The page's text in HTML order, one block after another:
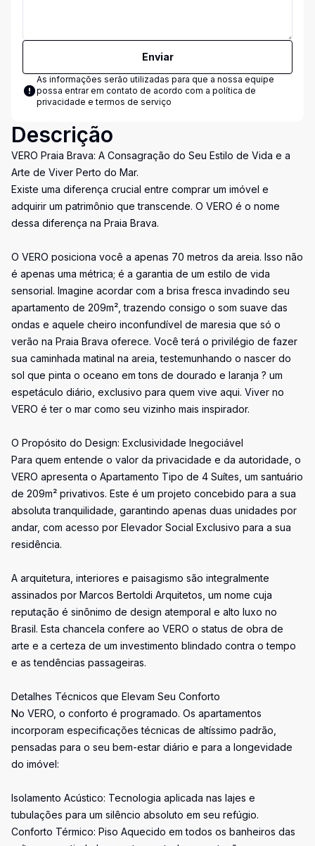
Enviar
As informações serão utilizadas para que a nossa equipe
possa entrar em contato de acordo com a política de
privacidade e termos de serviço
Descrição
VERO Praia Brava: A Consagração do Seu Estilo de Vida e a
Arte de Viver Perto do Mar.
Existe uma diferença crucial entre comprar um imóvel e
adquirir um patrimônio que transcende. O VERO é o nome
dessa diferença na Praia Brava.
O VERO posiciona você a apenas 70 metros da areia. Isso não
é apenas uma métrica; é a garantia de um estilo de vida
sensorial. Imagine acordar com a brisa fresca invadindo seu
apartamento de 209m², trazendo consigo o som suave das
ondas e aquele cheiro inconfundível de maresia que só o
verão na Praia Brava oferece. Você terá o privilégio de fazer
sua caminhada matinal na areia, testemunhando o nascer do
sol que pinta o oceano em tons de dourado e laranja ? um
espetáculo diário, exclusivo para quem vive aqui. Viver no
VERO é ter o mar como seu vizinho mais inspirador.
O Propósito do Design: Exclusividade Inegociável
Para quem entende o valor da privacidade e da autoridade, o
VERO apresenta o Apartamento Tipo de 4 Suítes, um santuário
de 209m² privativos. Este é um projeto concebido para a sua
absoluta tranquilidade, garantindo apenas duas unidades por
andar, com acesso por Elevador Social Exclusivo para a sua
residência.
A arquitetura, interiores e paisagismo são integralmente
assinados por Marcos Bertoldi Arquitetos, um nome cuja
reputação é sinônimo de design atemporal e alto luxo no
Brasil. Esta chancela confere ao VERO o status de obra de
arte e a certeza de um investimento blindado contra o tempo
e as tendências passageiras.
Detalhes Técnicos que Elevam Seu Conforto
No VERO, o conforto é programado. Os apartamentos
incorporam especificações técnicas de altíssimo padrão,
pensadas para o seu bem-estar diário e para a longevidade
do imóvel:
Isolamento Acústico: Tecnologia aplicada nas lajes e
tubulações para um silêncio absoluto em seu refúgio.
Conforto Térmico: Piso Aquecido em todos os banheiros das